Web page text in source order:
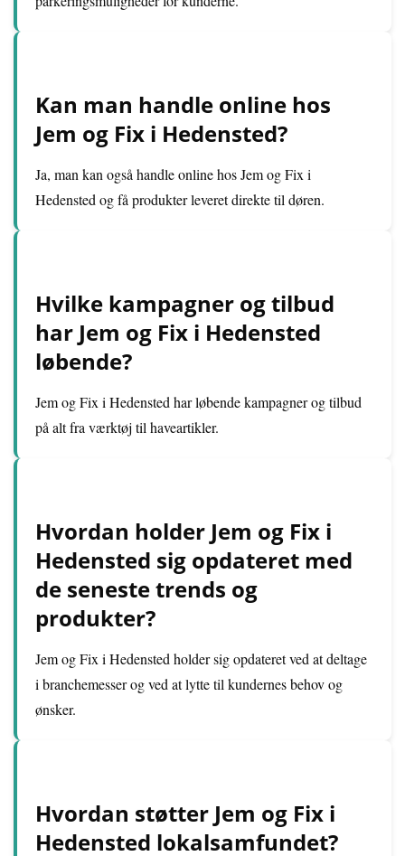
Kan man handle online hos
Jem og Fix i Hedensted?
Ja, man kan også handle online hos Jem og Fix i
Hedensted og få produkter leveret direkte til døren.
Hvilke kampagner og tilbud
har Jem og Fix i Hedensted
løbende?
Jem og Fix i Hedensted har løbende kampagner og tilbud
på alt fra værktøj til haveartikler.
Hvordan holder Jem og Fix i
Hedensted sig opdateret med
de seneste trends og
produkter?
Jem og Fix i Hedensted holder sig opdateret ved at deltage
i branchemesser og ved at lytte til kundernes behov og
ønsker.
Hvordan støtter Jem og Fix i
Hedensted lokalsamfundet?